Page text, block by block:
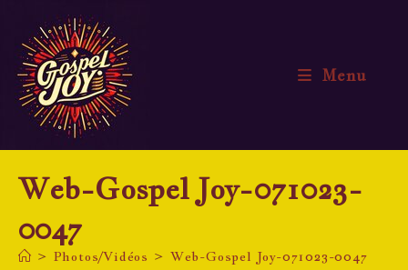
content
Menu
Web-Gospel Joy-071023-
0047
> Photos/Vidéos > Web-Gospel Joy-071023-0047